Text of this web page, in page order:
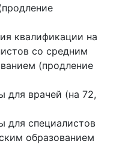
квалификации на
со средним
(продление
для врачей (на 72,
для специалистов
образованием